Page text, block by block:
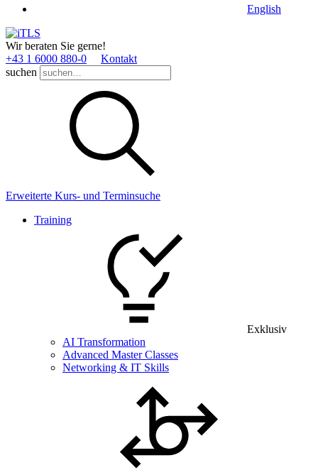
English
Wir beraten Sie gerne!
+43 1 6000 880­-0
Kontakt
suchen
Erweiterte Kurs- und Terminsuche
Training
Exklusiv
AI Transformation
Advanced Master Classes
Networking & IT Skills